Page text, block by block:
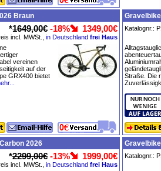
Braun
*1649,00€ -18% 1349,00€
incl. MWSt., in Deutschland frei Haus
vereinen
auf der
GRX400 bietet
Katalognr.:
Straße. Die
2026
*2299,00€ -13% 1999,00€
incl. MWSt., in Deutschland frei Haus
Katalognr.: